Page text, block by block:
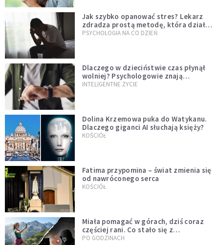
Jak szybko opanować stres? Lekarz
zdradza prostą metodę, która działa
od razu
PSYCHOLOGIA NA CO DZIEŃ
Dlaczego w dzieciństwie czas płynął
wolniej? Psychologowie znają
odpowiedź
INTELIGENTNE ŻYCIE
Dolina Krzemowa puka do Watykanu.
Dlaczego giganci AI słuchają księży?
KOŚCIÓŁ
Fatima przypomina – świat zmienia się
od nawróconego serca
KOŚCIÓŁ
Miała pomagać w górach, dziś coraz
częściej rani. Co stało się z
Tatromaniakami?
PO GODZINACH